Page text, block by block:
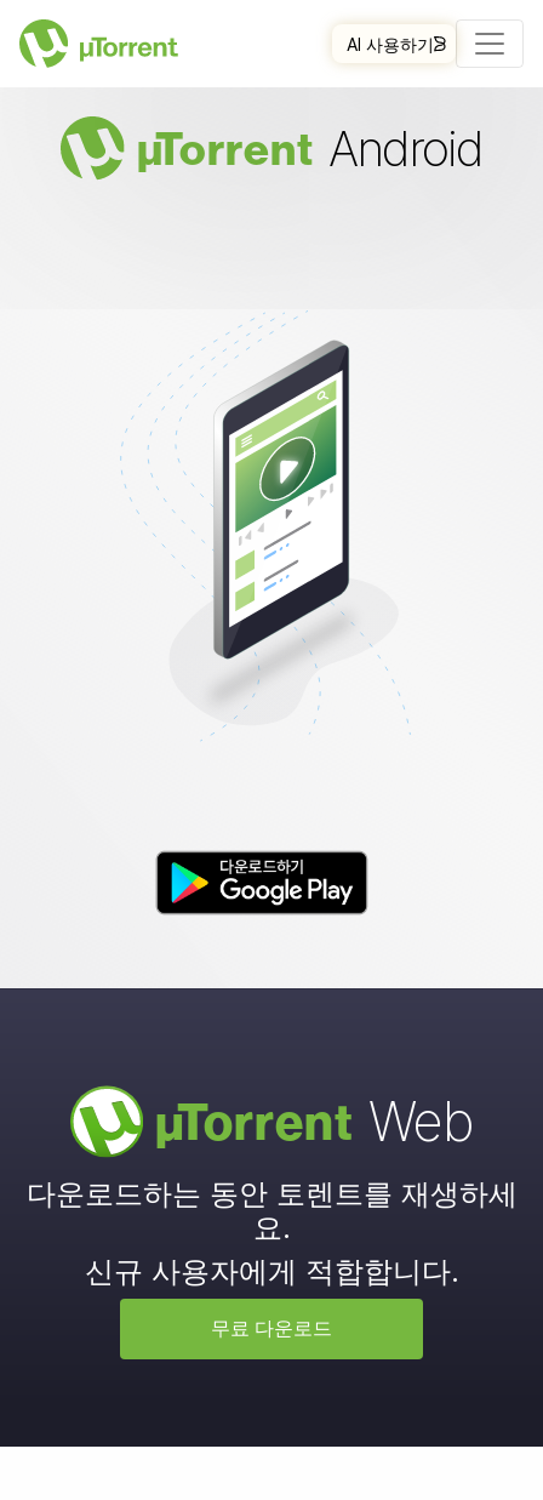
AI 사용하기
µTorrent Android
µTorrent Web
다운로드하는 동안 토렌트를 재생하세
요.
신규 사용자에게 적합합니다.
무료 다운로드